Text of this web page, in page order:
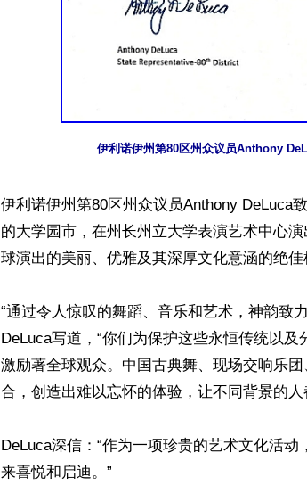
伊利诺伊州第80区州众议员Anthony
伊利诺伊州第80区州众议员Anthony DeLuca
的大学园市，在州长州立大学表演艺术中心
球演出的美丽、优雅及其深厚文化意涵的绝佳
“通过令人惊叹的舞蹈、音乐和艺术，神韵致
DeLuca写道，“你们为保护这些永恒传统以
激励著全球观众。中国古典舞、现场交响乐
合，创造出难以忘怀的体验，让不同背景的
DeLuca深信：“作为一项珍贵的艺术文化活
来喜悦和启迪。”